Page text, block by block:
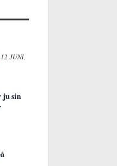
12 JUNI,
ju sin